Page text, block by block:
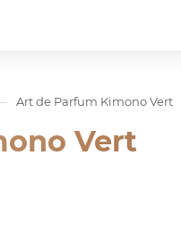
Art de Parfum Kimono Vert
Vert